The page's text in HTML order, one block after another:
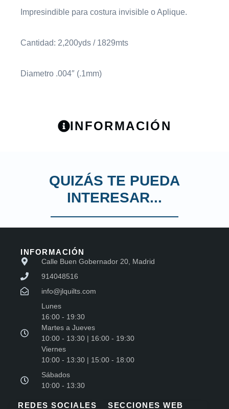
INFORMACIÓN
Impresindible para costura invisible o Aplique.
Cantidad: 2,200yds / 1829mts
Diametro .004″ (.1mm)
QUIZÁS TE PUEDA
INTERESAR...
INFORMACIÓN
Calle Buen Gobernador 20, Madrid
914048516
info@jlquilts.com
Lunes
16:00 - 19:30
Martes a Jueves
10:00 - 13:30 | 16:00 - 19:30
Viernes
10:00 - 13:30 | 15:00 - 18:00
Sábados
10:00 - 13:30
REDES SOCIALES SECCIONES WEB